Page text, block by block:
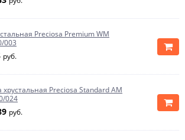
Preciosa Premium WM
003
руб.
хрустальная Preciosa Standard AM
024
руб.